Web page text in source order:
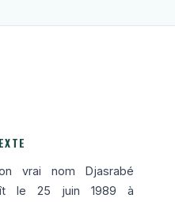
vrai nom Djasrabé
le 25 juin 1989 à